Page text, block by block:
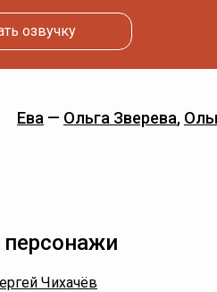
озвучку
Ева — Ольга Зверева,
Чихачёв